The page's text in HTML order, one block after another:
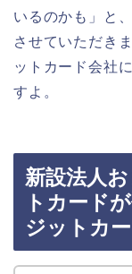
いるのかも」と
させていただき
ットカード会社
すよ。
新設法人
トカード
ジットカ